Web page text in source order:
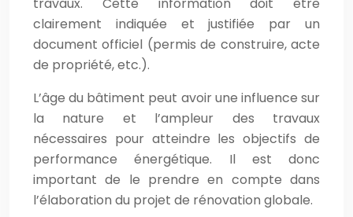
clairement indiquée et justifiée par un
document officiel (permis de construire, acte
de propriété, etc.).
L’âge du bâtiment peut avoir une influence sur
la nature et l’ampleur des travaux
nécessaires pour atteindre les objectifs de
performance énergétique. Il est donc
important de le prendre en compte dans
l’élaboration du projet de rénovation globale.